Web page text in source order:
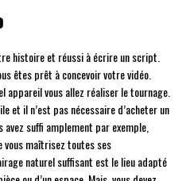
histoire et réussi à écrire un script.
êtes prêt à concevoir votre vidéo.
appareil vous allez réaliser le tournage.
et il n’est pas nécessaire d’acheter un
suffi amplement par exemple,
vous maîtrisez toutes ses
naturel suffisant est le lieu adapté